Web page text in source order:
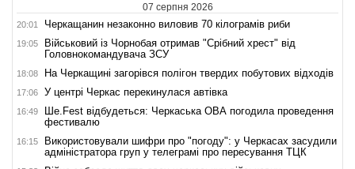
07 серпня 2026
20:01 Черкащанин незаконно виловив 70 кілограмів риби
19:05
Військовий із Чорнобая отримав "Срібний хрест" від
Головнокомандувача ЗСУ
18:08 На Черкащині загорівся полігон твердих побутових відходів
17:06 У центрі Черкас перекинулася автівка
16:49
Ше.Fest відбудеться: Черкаська ОВА погодила проведення
фестивалю
16:15
Використовували шифри про "погоду": у Черкасах засудили
адміністратора груп у телеграмі про пересування ТЦК